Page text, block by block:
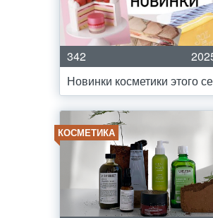
342
Новинки косметики этого
КОСМЕТИКА